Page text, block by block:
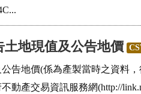
土地現值及公告地價
告地價(係為產製當時之資料
動產交易資訊服務網(http://